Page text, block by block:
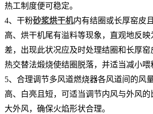
热工制度便可稳定。
4、干粉砂浆烘干机内有结圈或长厚窑皮
高、烘干机尾有溢料等现象，直观地反
差，出现此状况应及时处理结圈和长厚
热交替法煅烧使结圈脱落，并适当减小喂
5、合理调节多风道燃烧器各风道间的风
高、白亮且短，可适当调节内风与外风
大外风，确保火焰形状合理。